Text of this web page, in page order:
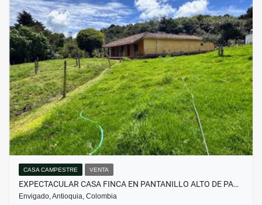
CASA CAMPESTRE VENTA
EXPECTACULAR CASA FINCA EN PANTANILLO ALTO DE PA…
Envigado, Antioquia, Colombia